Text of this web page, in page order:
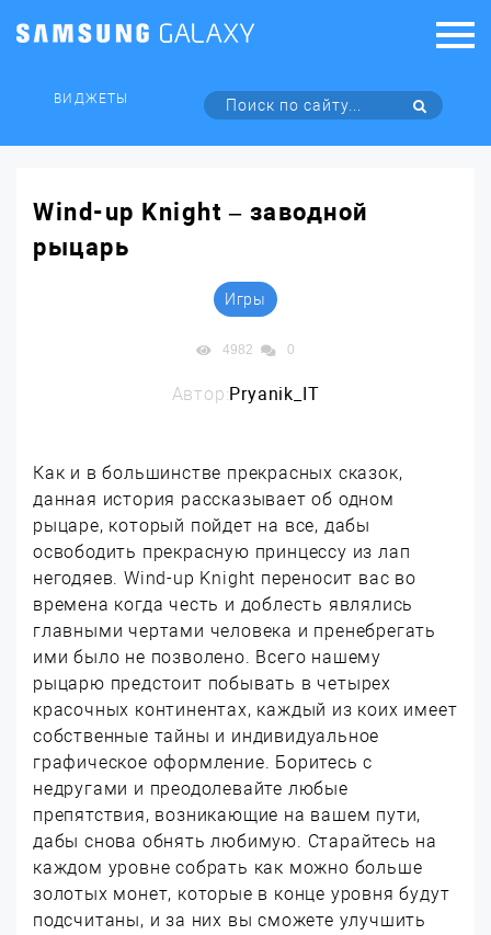
ВИДЖЕТЫ
Wind-up Knight – заводной
рыцарь
Игры
4982 0
Автор:Pryanik_IT
Как и в большинстве прекрасных сказок,
данная история рассказывает об одном
рыцаре, который пойдет на все, дабы
освободить прекрасную принцессу из лап
негодяев. Wind-up Knight переносит вас во
времена когда честь и доблесть являлись
главными чертами человека и пренебрегать
ими было не позволено. Всего нашему
рыцарю предстоит побывать в четырех
красочных континентах, каждый из коих имеет
собственные тайны и индивидуальное
графическое оформление. Боритесь с
недругами и преодолевайте любые
препятствия, возникающие на вашем пути,
дабы снова обнять любимую. Старайтесь на
каждом уровне собрать как можно больше
золотых монет, которые в конце уровня будут
подсчитаны, и за них вы сможете улучшить